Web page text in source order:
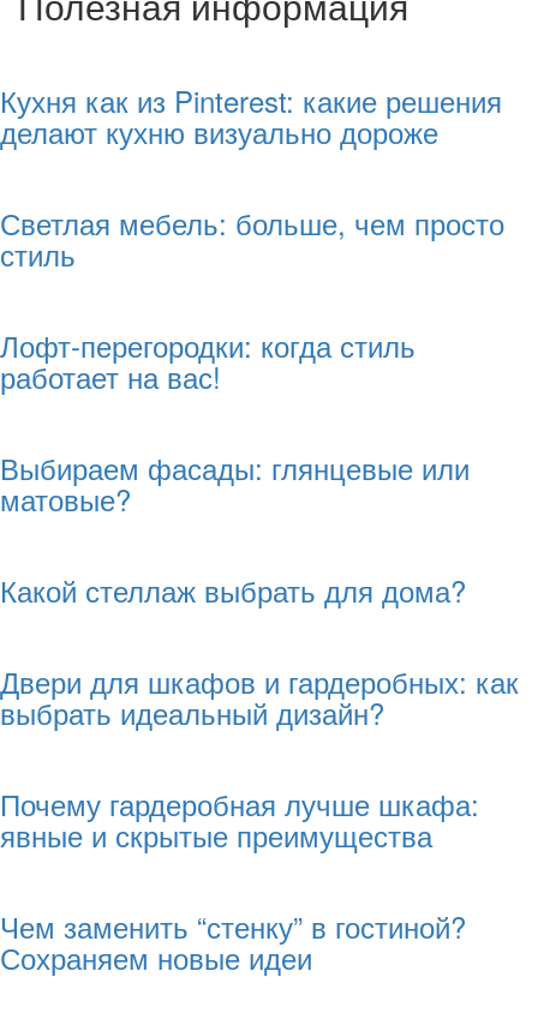
Кухня как из Pinterest: какие решения
делают кухню визуально дороже
Светлая мебель: больше, чем просто
стиль
Лофт-перегородки: когда стиль
работает на вас!
Выбираем фасады: глянцевые или
матовые?
Какой стеллаж выбрать для дома?
Двери для шкафов и гардеробных: как
выбрать идеальный дизайн?
Почему гардеробная лучше шкафа:
явные и скрытые преимущества
Чем заменить “стенку” в гостиной?
Сохраняем новые идеи